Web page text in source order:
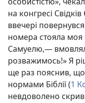
на конгресі
ввечері
номера стояла моя
Самуелю,—
розважимось!» Я
ще раз пояснив,
нормами Біблії (1
невдоволено